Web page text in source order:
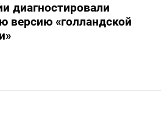
диагностировали
версию «голландской